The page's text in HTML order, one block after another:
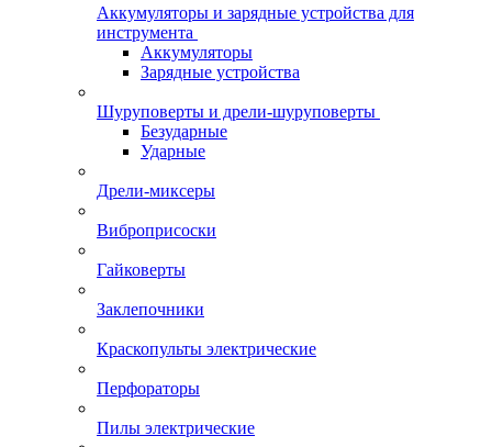
Аккумуляторы и зарядные устройства для
инструмента
Аккумуляторы
Зарядные устройства
Шуруповерты и дрели-шуруповерты
Безударные
Ударные
Дрели-миксеры
Виброприсоски
Гайковерты
Заклепочники
Краскопульты электрические
Перфораторы
Пилы электрические